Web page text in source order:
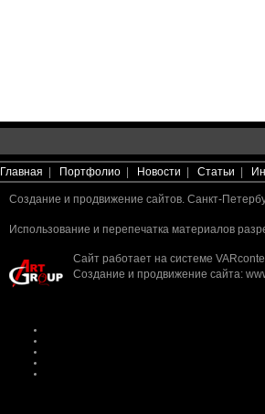
Главная Портфолио Новости Статьи
Создание и продвижение сайтов. Санкт-
Использование и перепечатка материалов
Сайт работает на системе
Создание и продвижение сайта: